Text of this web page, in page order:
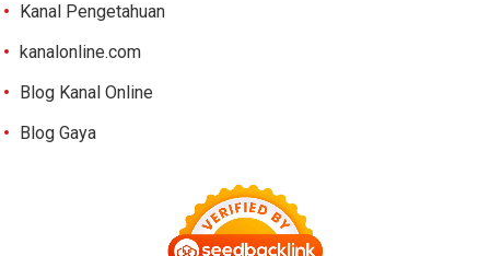
Kanal Pengetahuan
kanalonline.com
Blog Kanal Online
Blog Gaya